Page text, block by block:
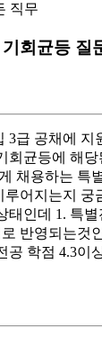
직무
회균등 질
3급 공채에 지
회균등에 해당
채용하는 특
어지는지 궁
태인데 1. 특별
반영되는것
공 학점 4.3이